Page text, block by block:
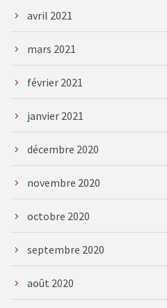
avril 2021
mars 2021
février 2021
janvier 2021
décembre 2020
novembre 2020
octobre 2020
septembre 2020
août 2020